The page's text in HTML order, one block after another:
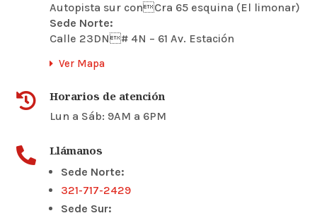
Autopista sur conCra 65 esquina (El limonar)
Sede Norte:
Calle 23DN# 4N – 61 Av. Estación
Ver Mapa
 Horarios de atención
Lun a Sáb: 9AM a 6PM
 Llámanos
Sede Norte:
321-717-2429
Sede Sur: